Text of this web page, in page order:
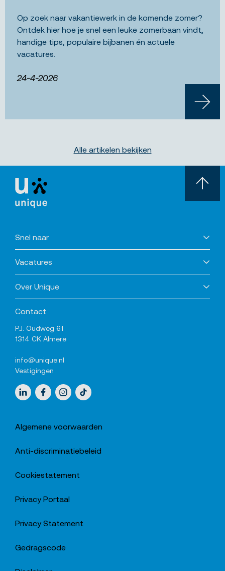
Op zoek naar vakantiewerk in de komende zomer?
Ontdek hier hoe je snel een leuke zomerbaan vindt,
handige tips, populaire bijbanen én actuele
vacatures.
24-4-2026
LEES
Alle artikelen bekijken
Snel naar
Vacatures
Over Unique
Contact
P.J. Oudweg 61
1314 CK Almere
info@unique.nl
Vestigingen
Sociale media
LinkedInFacebookInstagram
TikTok
Algemene voorwaarden
Anti-discriminatiebeleid
Cookiestatement
Privacy Portaal
Privacy Statement
Gedragscode